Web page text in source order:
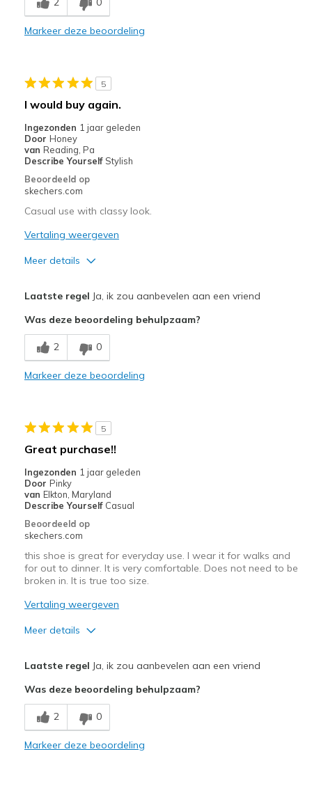
Comfortable
The bestest walking shoe I have.
Beste toepassingen
Casual Wear
Travel
Width
Markeer deze beoordeling
5
I would buy again.
Ingezonden 1 jaar geleden
Door Honey
van Reading, Pa
Describe Yourself Stylish
Beoordeeld op
skechers.com
Casual use with classy look.
Vertaling weergeven
Meer details
Comfortable
Stylish
Travel
Width
Feels true to width
Sizing
View On Shoes
I'm Really Into Shoes
Laatste regel Ja, ik zou aanbevelen aan een vriend
Was deze beoordeling behulpzaam?
2 0
Markeer deze beoordeling
5
Great purchase!!
Ingezonden 1 jaar geleden
Door Pinky
van Elkton, Maryland
Describe Yourself Casual
Beoordeeld op
skechers.com
this shoe is great for everyday use. I wear it for walks and
for out to dinner. It is very comfortable. Does not need to be
broken in. It is true too size.
Vertaling weergeven
Meer details
Breathe Well
Comfortable
Laatste regel Ja, ik zou aanbevelen aan een vriend
Was deze beoordeling behulpzaam?
2 0
Markeer deze beoordeling